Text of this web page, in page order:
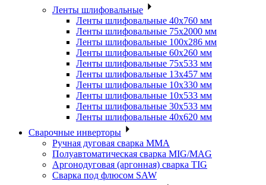
Ленты шлифовальные
Ленты шлифовальные 40х760 мм
Ленты шлифовальные 75х2000 мм
Ленты шлифовальные 100х286 мм
Ленты шлифовальные 60х260 мм
Ленты шлифовальные 75х533 мм
Ленты шлифовальные 13х457 мм
Ленты шлифовальные 10х330 мм
Ленты шлифовальные 10х533 мм
Ленты шлифовальные 30х533 мм
Ленты шлифовальные 40х620 мм
Сварочные инверторы
Ручная дуговая сварка MMA
Полуавтоматическая сварка MIG/MAG
Аргонодуговая (аргонная) сварка TIG
Сварка под флюсом SAW